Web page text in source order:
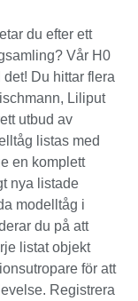
du efter ett
Vår H0
Du hittar flera
Liliput
utbud av
listas med
en komplett
nya listade
modelltåg i
du på att
listat objekt
för att
Registrera